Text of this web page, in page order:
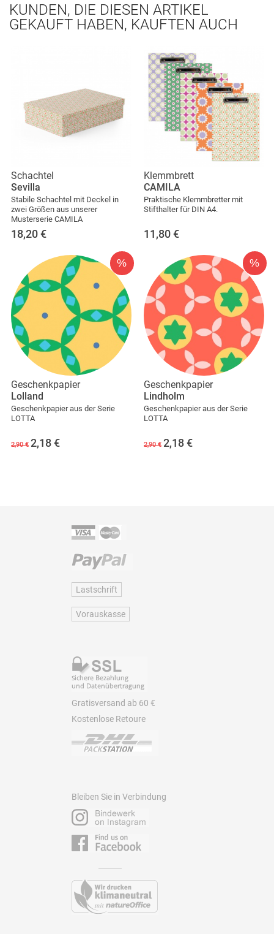
KUNDEN, DIE DIESEN ARTIKEL
GEKAUFT HABEN, KAUFTEN AUCH
Schachtel
Sevilla
Stabile Schachtel mit Deckel in
zwei Größen aus unserer
Musterserie CAMILA
18,20 €
Klemmbrett
CAMILA
Praktische Klemmbretter mit
Stifthalter für DIN A4.
11,80 €
Geschenkpapier
Lolland
Geschenkpapier aus der Serie
LOTTA
2,90 € 2,18 €
%
Geschenkpapier
Lindholm
Geschenkpapier aus der Serie
LOTTA
2,90 € 2,18 €
%
Lastschrift
Vorauskasse
Gratisversand ab 60 €
Kostenlose Retoure
Bleiben Sie in Verbindung